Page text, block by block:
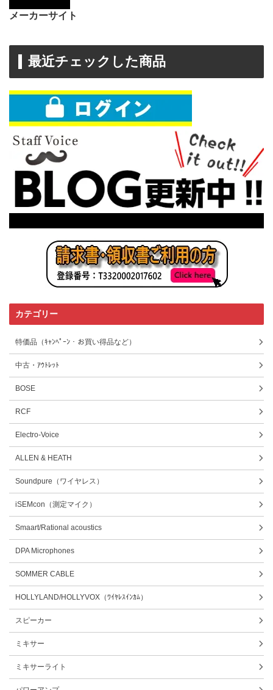
メーカーサイト
最近チェックした商品
カテゴリー
特価品（ｷｬﾝﾍﾟｰﾝ・お買い得品など）
中古・ｱｳﾄﾚｯﾄ
BOSE
RCF
Electro-Voice
ALLEN & HEATH
Soundpure（ワイヤレス）
iSEMcon（測定マイク）
Smaart/Rational acoustics
DPA Microphones
SOMMER CABLE
HOLLYLAND/HOLLYVOX（ﾜｲﾔﾚｽｲﾝｶﾑ）
スピーカー
ミキサー
ミキサーライト